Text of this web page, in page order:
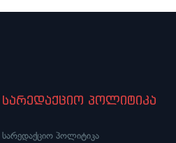
სარედაქციო პოლიტიკა
სარედაქციო პოლიტიკა